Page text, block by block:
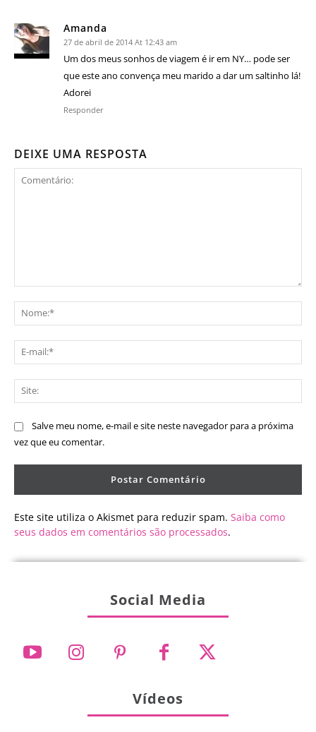
Amanda
27 de abril de 2014 At 12:43 am
Um dos meus sonhos de viagem é ir em NY… pode ser
que este ano convença meu marido a dar um saltinho lá!
Adorei
Responder
DEIXE UMA RESPOSTA
Salve meu nome, e-mail e site neste navegador para a próxima
vez que eu comentar.
Este site utiliza o Akismet para reduzir spam. Saiba como
seus dados em comentários são processados.
Social Media
Vídeos